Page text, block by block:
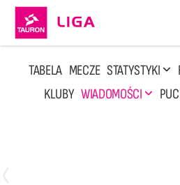
TABELA MECZE STATYSTYKI
KLUBY WIADOMOŚCI